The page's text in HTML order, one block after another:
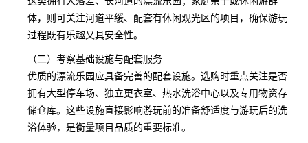
体，则可关注河道平缓、配套有休闲观光区的项目，确保游玩
过程既有乐趣又具安全性。
（二）考察基础设施与配套服务
优质的漂流乐园应具备完善的配套设施。选购时重点关注是否
拥有大型停车场、独立更衣室、热水洗浴中心以及专用物资存
储仓库。这些设施直接影响游玩前的准备舒适度与游玩后的洗
浴体验，是衡量项目品质的重要标准。